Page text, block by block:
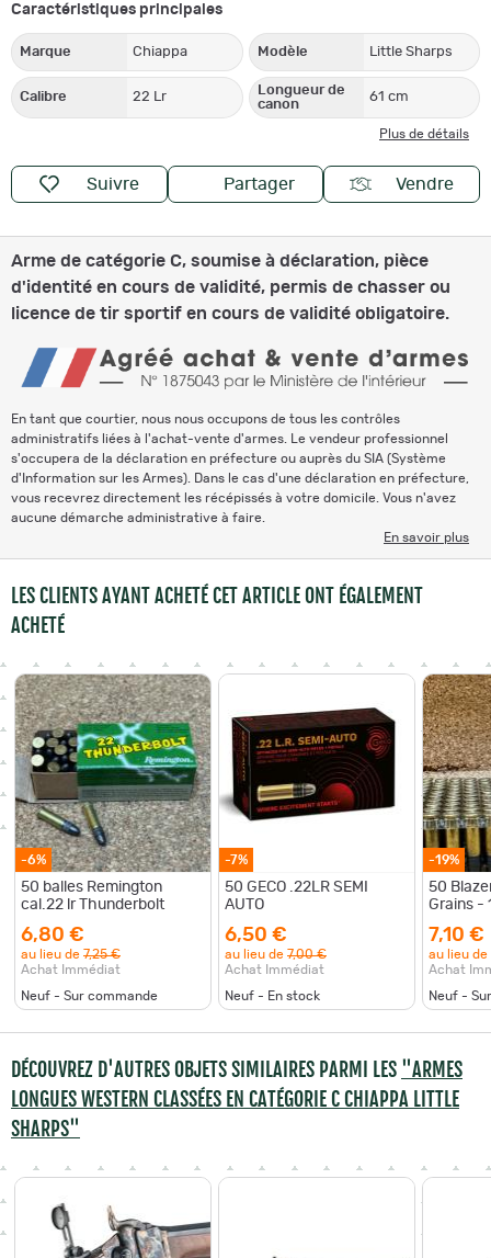
Caractéristiques principales
Marque Chiappa Modèle Little Sharps
Calibre 22 Lr
Longueur de
canon
61 cm
Plus de détails
Suivre Partager Vendre
Arme de catégorie C, soumise à déclaration, pièce
d'identité en cours de validité, permis de chasser ou
licence de tir sportif en cours de validité obligatoire.
En tant que courtier, nous nous occupons de tous les contrôles
administratifs liées à l'achat-vente d'armes. Le vendeur professionnel
s'occupera de la déclaration en préfecture ou auprès du SIA (Système
d'Information sur les Armes). Dans le cas d'une déclaration en préfecture,
vous recevrez directement les récépissés à votre domicile. Vous n'avez
aucune démarche administrative à faire.
En savoir plus
LES CLIENTS AYANT ACHETÉ CET ARTICLE ONT ÉGALEMENT
ACHETÉ
-6%
50 balles Remington
cal.22 lr Thunderbolt
6,80 €
au lieu de 7,25 €
Achat Immédiat
Neuf - Sur commande
-7%
50 GECO .22LR SEMI
AUTO
6,50 €
au lieu de 7,00 €
Achat Immédiat
Neuf - En stock
-19%
50
Grains -
7,10 €
au lieu de
Achat
Neuf -
DÉCOUVREZ D'AUTRES OBJETS SIMILAIRES PARMI LES "ARMES
LONGUES WESTERN CLASSÉES EN CATÉGORIE C CHIAPPA LITTLE
SHARPS"